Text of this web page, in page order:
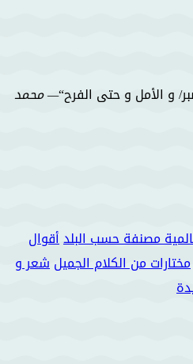
و الأمل و حتى الفرح —محمد
مصنفة حسب البلدأقوال
مختارات من الكلام الجميلشعر و